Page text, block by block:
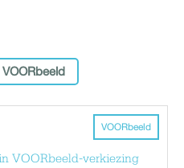
VOORbeeld
VOORbeeld
VOORbeeld-verkiezing